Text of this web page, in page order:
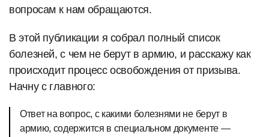
вопросам к нам обращаются.
В этой публикации я собрал полный список
болезней, с чем не берут в армию, и расскажу как
происходит процесс освобождения от призыва.
Начну с главного:
Ответ на вопрос, с какими болезнями не берут в
армию, содержится в специальном документе —